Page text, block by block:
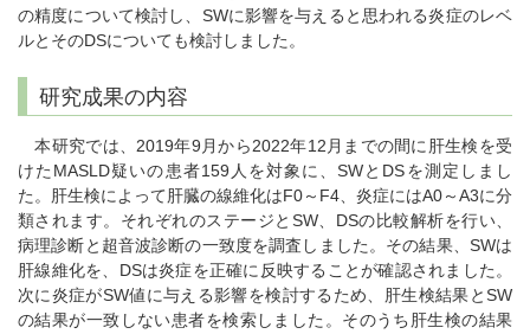
の精度について検討し、SWに影響を与えると思われる炎症のレベ
ルとそのDSについても検討しました。
研究成果の内容
本研究では、2019年9月から2022年12月までの間に肝生検を受
けたMASLD疑いの患者159人を対象に、SWとDSを測定しまし
た。肝生検によって肝臓の線維化はF0～F4、炎症にはA0～A3に分
類されます。それぞれのステージとSW、DSの比較解析を行い、
病理診断と超音波診断の一致度を調査しました。その結果、SWは
肝線維化を、DSは炎症を正確に反映することが確認されました。
次に炎症がSW値に与える影響を検討するため、肝生検結果とSW
の結果が一致しない患者を検索しました。そのうち肝生検の結果